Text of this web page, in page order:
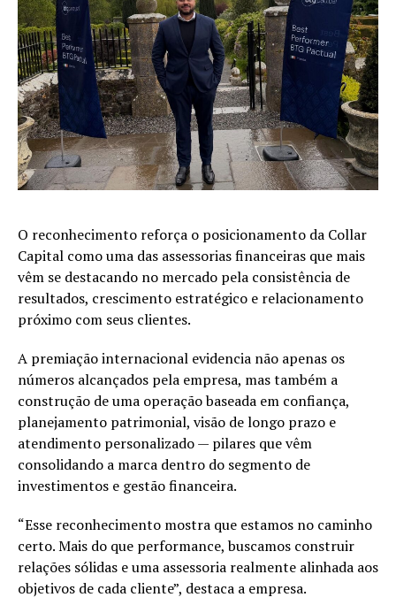
O reconhecimento reforça o posicionamento da Collar
Capital como uma das assessorias financeiras que mais
vêm se destacando no mercado pela consistência de
resultados, crescimento estratégico e relacionamento
próximo com seus clientes.
A premiação internacional evidencia não apenas os
números alcançados pela empresa, mas também a
construção de uma operação baseada em confiança,
planejamento patrimonial, visão de longo prazo e
atendimento personalizado — pilares que vêm
consolidando a marca dentro do segmento de
investimentos e gestão financeira.
“Esse reconhecimento mostra que estamos no caminho
certo. Mais do que performance, buscamos construir
relações sólidas e uma assessoria realmente alinhada aos
objetivos de cada cliente”, destaca a empresa.